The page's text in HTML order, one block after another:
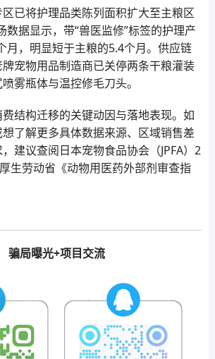
已将护理品类陈列面积扩大至主粮区
数据显示，带“兽医监修”标签的护理产
月，明显短于主粮的5.4个月。供应链
宠物用品制造商已关停两条干粮灌装
雾瓶体与温控修毛刀头。
结构迁移的关键动因与落地表现。如
了解更多具体数据来源、区域销售差
建议查阅日本宠物食品协会（JPFA）2
生劳动省《动物用医药外部剂审查指
骗局曝光+项目交流